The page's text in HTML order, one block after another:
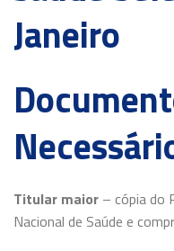
Janeiro
Titular maior – cópia do
Nacional de Saúde e